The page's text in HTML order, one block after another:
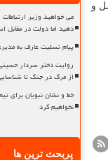
و
می خواهید وزیر ارتباطات
دهید اما دولت در مقابل
پیام تسلیت عارف به
روایت دختر سردار
از مرگ در جنگ تا
خط و نشان نبویان برای
نخواهیم کرد
پربحث ترین ها